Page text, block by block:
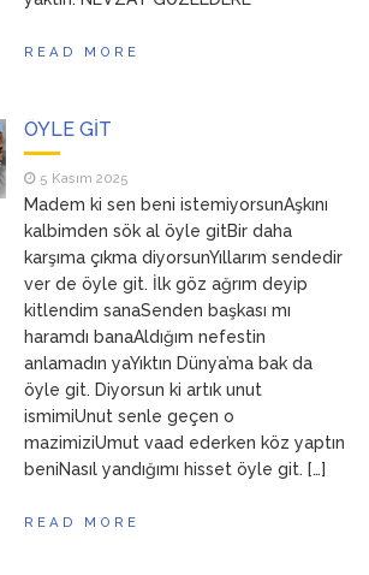
READ MORE
ÖYLE GİT
5 Kasım 2025
Madem ki sen beni istemiyorsunAşkını
kalbimden sök al öyle gitBir daha
karşıma çıkma diyorsunYıllarım sendedir
ver de öyle git. İlk göz ağrım deyip
kitlendim sanaSenden başkası mı
haramdı banaAldığım nefestin
anlamadın yaYıktın Dünya’ma bak da
öyle git. Diyorsun ki artık unut
ismimiUnut senle geçen o
mazimiziUmut vaad ederken köz yaptın
beniNasıl yandığımı hisset öyle git. […]
READ MORE